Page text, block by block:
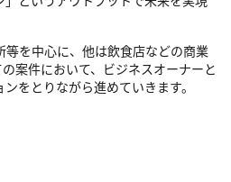
を中心に、他は飲食店などの商業
案件において、ビジネスオーナーと
をとりながら進めていきます。